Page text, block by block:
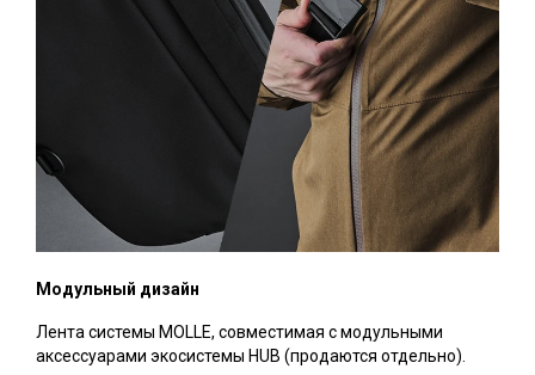
Модульный дизайн
Лента системы MOLLE, совместимая с модульными
аксессуарами экосистемы HUB (продаются отдельно).